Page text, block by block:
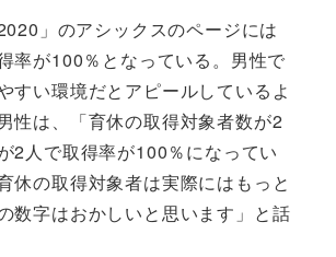
」のアシックスのページには
率が100％となっている。男性で
すい環境だとアピールしているよ
性は、「育休の取得対象者数が2
2人で取得率が100％になってい
休の取得対象者は実際にはもっと
数字はおかしいと思います」と話